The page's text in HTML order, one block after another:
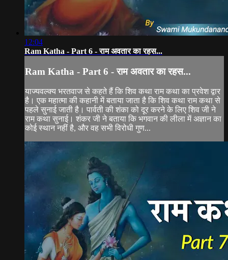
12:04
Ram Katha - Part 6 - राम अवतार का रहस...
Ram Katha - Part 6 - राम अवतार का रहस...
याज्यवल्क्य भरतवाज से कहते हैं कि शिव कथा राम कथा का प्रवेश द्वार
है। एक महात्मा की कहानी में बताया जाता है कि शिव कथा राम कथा से
पहले सुनाई जाती है। पार्वती की शंका को दूर करने के लिए शिव जी ने
राम कथा सुनाई। शंकर जी ने बताया कि भगवान की लीला में अज्ञान का
कोई स्थान नहीं है, और वह सभी विरोधी गुण...